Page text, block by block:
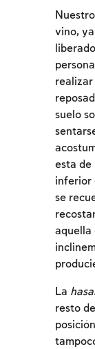
vino,
realizar
suelo
esta de
inferior
se
aquella
La
resto